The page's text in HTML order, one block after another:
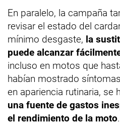
En paralelo, la campaña
revisar el estado del
mínimo desgaste, la
puede alcanzar
incluso en motos que
habían mostrado
en apariencia rutinaria, se
una fuente de gastos
el rendimiento de la moto.